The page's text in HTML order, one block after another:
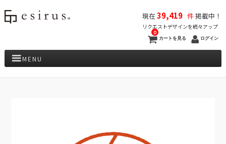
現在39,419 件掲載中！
リクエストデザインを続々アップ
カートを見る
0
ログイン
MENU